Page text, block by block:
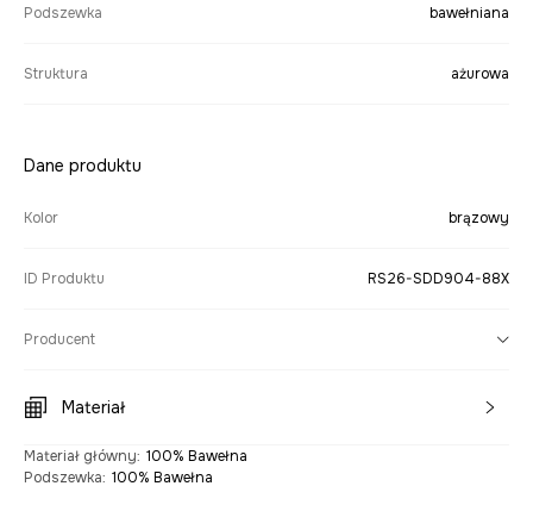
Podszewka bawełniana
Struktura ażurowa
Dane produktu
Kolor brązowy
ID Produktu RS26-SDD904-88X
Producent
Materiał
Materiał główny: 100% Bawełna
Podszewka: 100% Bawełna